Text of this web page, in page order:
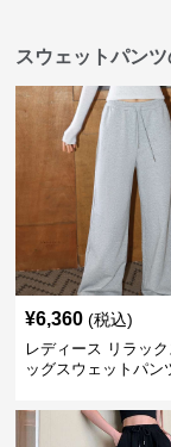
スウェットパン
¥6,360 (税込)
レディース リラッ
ッグスウェットパン